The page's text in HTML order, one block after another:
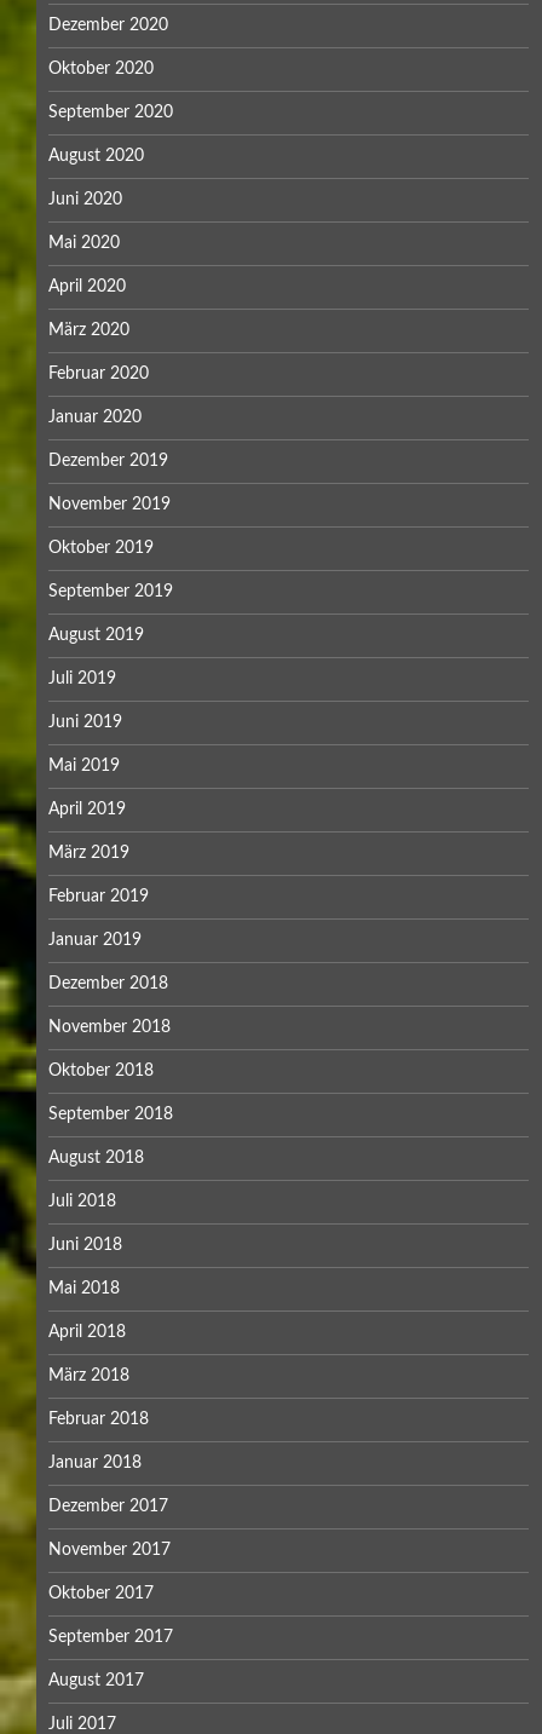
Dezember 2020
Oktober 2020
September 2020
August 2020
Juni 2020
Mai 2020
April 2020
März 2020
Februar 2020
Januar 2020
Dezember 2019
November 2019
Oktober 2019
September 2019
August 2019
Juli 2019
Juni 2019
Mai 2019
April 2019
März 2019
Februar 2019
Januar 2019
Dezember 2018
November 2018
Oktober 2018
September 2018
August 2018
Juli 2018
Juni 2018
Mai 2018
April 2018
März 2018
Februar 2018
Januar 2018
Dezember 2017
November 2017
Oktober 2017
September 2017
August 2017
Juli 2017